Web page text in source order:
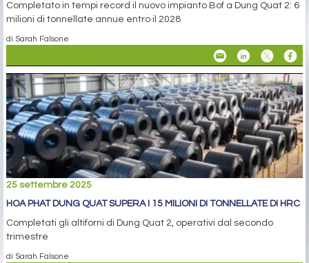
Completato in tempi record il nuovo impianto Bof a Dung Quat 2: 6
milioni di tonnellate annue entro il 2028
di Sarah Falsone
25 settembre 2025
HOA PHAT DUNG QUAT SUPERA I 15 MILIONI DI TONNELLATE DI HRC
Completati gli altiforni di Dung Quat 2, operativi dal secondo
trimestre
di Sarah Falsone